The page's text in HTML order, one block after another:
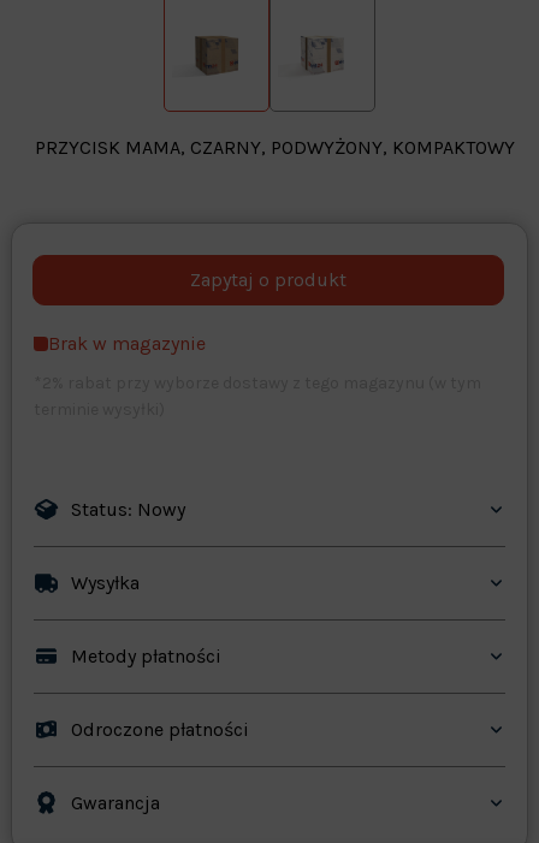
PRZYCISK MAMA, CZARNY, PODWYŻONY, KOMPAKTOWY
opcjonalne Maks. 250 znaków
Brak w magazynie
Status: Nowy
Wysyłka
Metody płatności
Odroczone płatności
Gwarancja